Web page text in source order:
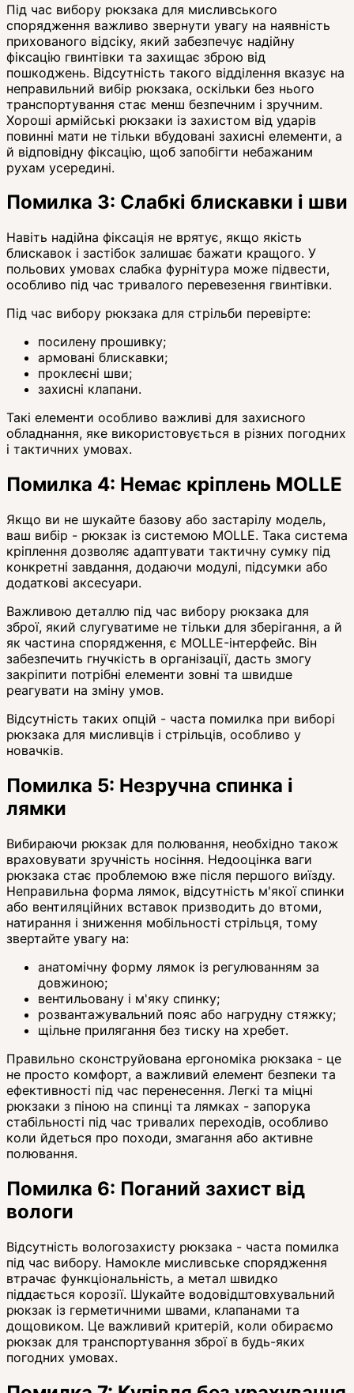
Під час вибору рюкзака для мисливського
спорядження важливо звернути увагу на наявність
прихованого відсіку, який забезпечує надійну
фіксацію гвинтівки та захищає зброю від
пошкоджень. Відсутність такого відділення вказує на
неправильний вибір рюкзака, оскільки без нього
транспортування стає менш безпечним і зручним.
Хороші армійські рюкзаки із захистом від ударів
повинні мати не тільки вбудовані захисні елементи, а
й відповідну фіксацію, щоб запобігти небажаним
рухам усередині.
Помилка 3: Слабкі блискавки і шви
Навіть надійна фіксація не врятує, якщо якість
блискавок і застібок залишає бажати кращого. У
польових умовах слабка фурнітура може підвести,
особливо під час тривалого перевезення гвинтівки.
Під час вибору рюкзака для стрільби перевірте:
посилену прошивку;
армовані блискавки;
проклеєні шви;
захисні клапани.
Такі елементи особливо важливі для захисного
обладнання, яке використовується в різних погодних
і тактичних умовах.
Помилка 4: Немає кріплень MOLLE
Якщо ви не шукайте базову або застарілу модель,
ваш вибір - рюкзак із системою MOLLE. Така система
кріплення дозволяє адаптувати тактичну сумку під
конкретні завдання, додаючи модулі, підсумки або
додаткові аксесуари.
Важливою деталлю під час вибору рюкзака для
зброї, який слугуватиме не тільки для зберігання, а й
як частина спорядження, є MOLLE-інтерфейс. Він
забезпечить гнучкість в організації, дасть змогу
закріпити потрібні елементи зовні та швидше
реагувати на зміну умов.
Відсутність таких опцій - часта помилка при виборі
рюкзака для мисливців і стрільців, особливо у
новачків.
Помилка 5: Незручна спинка і
лямки
Вибираючи рюкзак для полювання, необхідно також
враховувати зручність носіння. Недооцінка ваги
рюкзака стає проблемою вже після першого виїзду.
Неправильна форма лямок, відсутність м'якої спинки
або вентиляційних вставок призводить до втоми,
натирання і зниження мобільності стрільця, тому
звертайте увагу на:
анатомічну форму лямок із регулюванням за
довжиною;
вентильовану і м'яку спинку;
розвантажувальний пояс або нагрудну стяжку;
щільне прилягання без тиску на хребет.
Правильно сконструйована ергономіка рюкзака - це
не просто комфорт, а важливий елемент безпеки та
ефективності під час перенесення. Легкі та міцні
рюкзаки з піною на спинці та лямках - запорука
стабільності під час тривалих переходів, особливо
коли йдеться про походи, змагання або активне
полювання.
Помилка 6: Поганий захист від
вологи
Відсутність вологозахисту рюкзака - часта помилка
під час вибору. Намокле мисливське спорядження
втрачає функціональність, а метал швидко
піддається корозії. Шукайте водовідштовхувальний
рюкзак із герметичними швами, клапанами та
дощовиком. Це важливий критерій, коли обираємо
рюкзак для транспортування зброї в будь-яких
погодних умовах.